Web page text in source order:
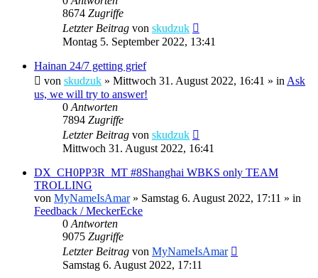
8674 Zugriffe
Letzter Beitrag von skudzuk
Montag 5. September 2022, 13:41
Hainan 24/7 getting grief
von skudzuk » Mittwoch 31. August 2022, 16:41 » in Ask
us, we will try to answer!
0 Antworten
7894 Zugriffe
Letzter Beitrag von skudzuk
Mittwoch 31. August 2022, 16:41
DX_CH0PP3R_MT #8Shanghai WBKS only TEAM
TROLLING
von MyNameIsAmar» Samstag 6. August 2022, 17:11 » in
Feedback / MeckerEcke
0 Antworten
9075 Zugriffe
Letzter Beitrag von MyNameIsAmar
Samstag 6. August 2022, 17:11